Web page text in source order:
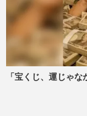
「宝くじ、運じゃ